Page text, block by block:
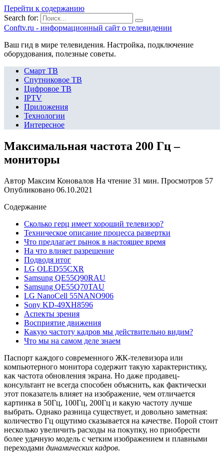
Перейти к содержанию
Search for:
Сonftv.ru - информационный сайт о телевидении
Ваш гид в мире телевидения. Настройка, подключение
оборудования, полезные советы.
Смарт ТВ
Спутниковое ТВ
Цифровое ТВ
IPTV
Приложения
Технологии
Интересное
Максимальная частота 200 Гц –
мониторы
Автор Максим Коновалов На чтение 31 мин. Просмотров 57
Опубликовано 06.10.2021
Содержание
Сколько герц имеет хороший телевизор?
Техническое описание процесса развертки
Что предлагает рынок в настоящее время
На что влияет разрешение
Подводя итог
LG OLED55CXR
Samsung QE55Q90RAU
Samsung QE55Q70TAU
LG NanoCell 55NANO906
Sony KD-49XH8596
Аспекты зрения
Восприятие движения
Какую частоту кадров мы действительно видим?
Что мы на самом деле знаем
Паспорт каждого современного ЖК-телевизора или
компьютерного монитора содержит такую характеристику,
как частота обновления экрана. Но даже продавец-
консультант не всегда способен объяснить, как фактически
этот показатель влияет на изображение, чем отличается
картинка в 50Гц, 100Гц, 200Гц и какую частоту лучше
выбрать. Однако разница существует, и довольно заметная:
количество Гц ощутимо сказывается на качестве. Порой стоит
несколько увеличить расходы на покупку, но приобрести
более удачную модель с четким изображением и плавными
переходами динамических кадров.